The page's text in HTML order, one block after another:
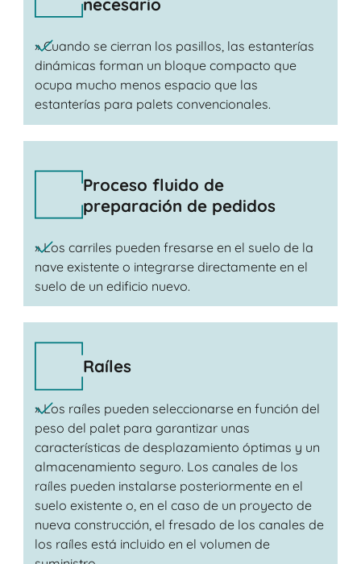
» Cuando se cierran los pasillos, las estanterías
dinámicas forman un bloque compacto que
ocupa mucho menos espacio que las
estanterías para palets convencionales.
Proceso fluido de
preparación de pedidos
» Los carriles pueden fresarse en el suelo de la
nave existente o integrarse directamente en el
suelo de un edificio nuevo.
Raíles
» Los raíles pueden seleccionarse en función del
peso del palet para garantizar unas
características de desplazamiento óptimas y un
almacenamiento seguro. Los canales de los
raíles pueden instalarse posteriormente en el
suelo existente o, en el caso de un proyecto de
nueva construcción, el fresado de los canales de
los raíles está incluido en el volumen de